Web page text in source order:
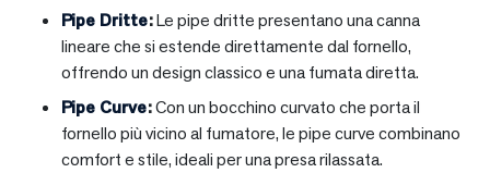
Pipe Dritte:Le pipe dritte presentano una canna
lineare che si estende direttamente dal fornello,
offrendo un design classico e una fumata diretta.
Pipe Curve:Con un bocchino curvato che porta il
fornello più vicino al fumatore, le pipe curve combinano
comfort e stile, ideali per una presa rilassata.